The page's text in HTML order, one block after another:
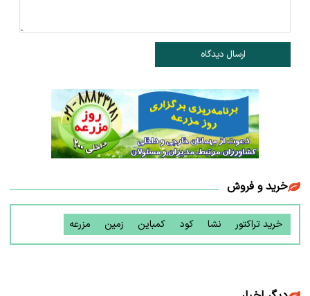
ارسال دیدگاه
خرید و فروش
خرید تراکتور نشا کود کمباین زمین مزرعه